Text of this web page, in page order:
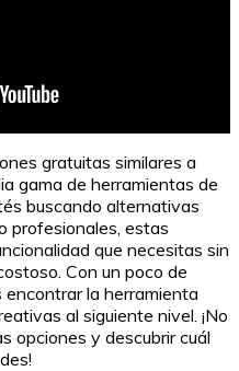
gratuitas similares a
gama de herramientas de
buscando alternativas
profesionales, estas
que necesitas sin
Con un poco de
la herramienta
al siguiente nivel. ¡No
opciones y descubrir cuál